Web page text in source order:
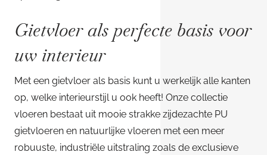
Gietvloer als perfecte basis voor
uw interieur
Met een gietvloer als basis kunt u werkelijk alle kanten
op, welke interieurstijl u ook heeft! Onze collectie
vloeren bestaat uit mooie strakke zijdezachte PU
gietvloeren en natuurlijke vloeren met een meer
robuuste, industriële uitstraling zoals de exclusieve